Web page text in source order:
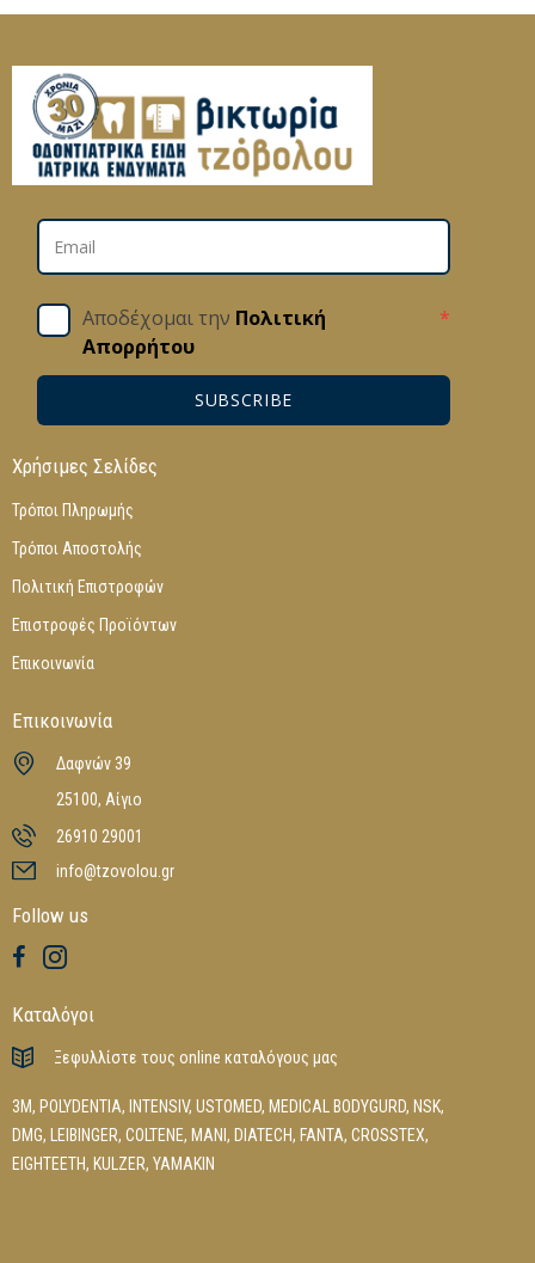
Αποδέχομαι την Πολιτική
Απορρήτου
*
SUBSCRIBE
Χρήσιμες Σελίδες
Τρόποι Πληρωμής
Τρόποι Αποστολής
Πολιτική Επιστροφών
Επιστροφές Προϊόντων
Επικοινωνία
Επικοινωνία
Δαφνών 39
25100, Αίγιο
26910 29001
info@tzovolou.gr
Follow us
Καταλόγοι
Ξεφυλλίστε τους online καταλόγους μας
3M, POLYDENTIA, INTENSIV, USTOMED, MEDICAL BODYGURD, NSK,
DMG, LEIBINGER, COLTENE, MANI , DIATECH, FANTA, CROSSTEX,
EIGHTEETH, KULZER, YAMAKIN